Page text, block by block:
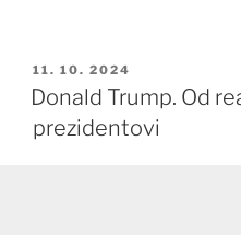
PUBLIKOVÁNO
11. 10. 2024
Donald Trump. Od
prezidentovi